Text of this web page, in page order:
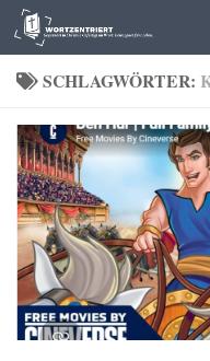
Zum Inhalt springen
SCHLAGWÖRTER: